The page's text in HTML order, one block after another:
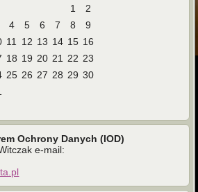
1
2
4 5 6 7 8
9
11 12 13 14 15 16
18 19 20 21 22 23
25 26 27 28 29 30
Ochrony Danych (IOD)
e-mail: